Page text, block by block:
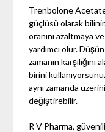
Trenbolone
güçlüsü olarak
oranını azaltmaya
yardımcı olur.
zamanın
birini
aynı zamanda
değiştirebilir.
R V Pharma,